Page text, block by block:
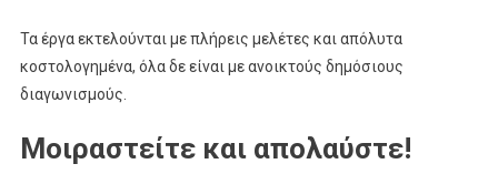
Τα έργα εκτελούνται με πλήρεις μελέτες και απόλυτα
κοστολογημένα, όλα δε είναι με ανοικτούς δημόσιους
διαγωνισμούς.
Μοιραστείτε και απολαύστε!